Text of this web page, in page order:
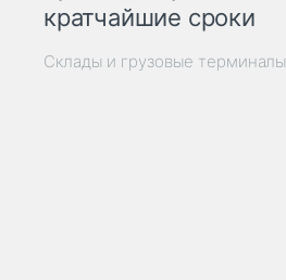
кратчайшие сроки
Склады и грузовые терминалы